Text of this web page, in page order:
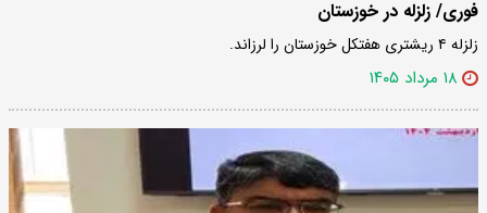
فوری/ زلزله در خوزستان
زلزله ۴ ریشتری هفتکل خوزستان را لرزاند.
۱۸ مرداد ۱۴۰۵